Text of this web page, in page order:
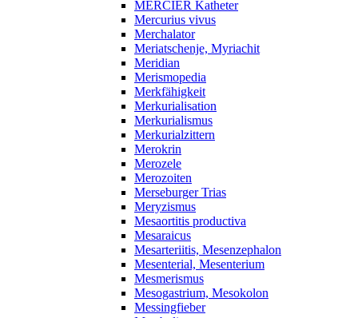
MERCIER Katheter
Mercurius vivus
Merchalator
Meriatschenje, Myriachit
Meridian
Merismopedia
Merkfähigkeit
Merkurialisation
Merkurialismus
Merkurialzittern
Merokrin
Merozele
Merozoiten
Merseburger Trias
Meryzismus
Mesaortitis productiva
Mesaraicus
Mesarteriitis, Mesenzephalon
Mesenterial, Mesenterium
Mesmerismus
Mesogastrium, Mesokolon
Messingfieber